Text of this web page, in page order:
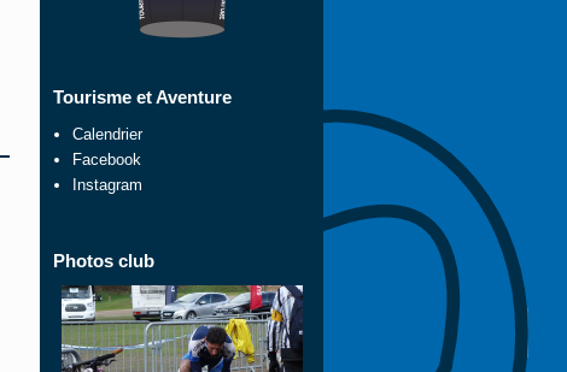
Tourisme et Aventure
Calendrier
Facebook
Instagram
Photos club